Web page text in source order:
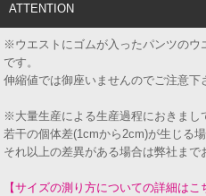
ATTENTION
※ウエストにゴムが入ったパンツのウ
です。
伸縮値では御座いませんのでご注意下
※大量生産による生産過程におきまし
若干の個体差(1cmから2cm)が生じる場
それ以上の差異がある場合は弊社まで
【サイズの測り方についての詳細はこ